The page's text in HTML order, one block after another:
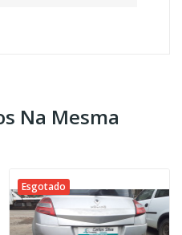
Na Mesma
Esgotado